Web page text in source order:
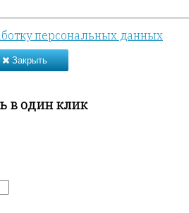
персональных данных
Закрыть
в один клик